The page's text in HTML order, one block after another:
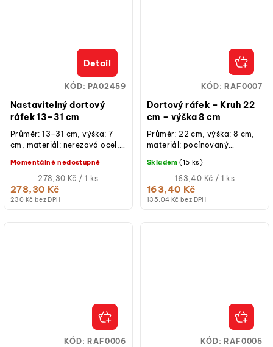
Nastavitelný dortový
ráfek 13–31 cm
230 Kč bez DPH
278,30 Kč
Měrná
cena:
278,30 Kč / 1 ks
Momentálně nedostupné
Detail
Průměr: 13–31 cm, výška: 7
cm, materiál: nerezová ocel,
použití.
KÓD: PA02459
Dortový ráfek – Kruh 22
cm – výška 8 cm
135,04 Kč bez DPH
163,40 Kč
Měrná
cena:
163,40 Kč / 1 ks
Skladem (15 ks)
Průměr: 22 cm, výška: 8 cm,
materiál: pocínovaný
pro krátkodobý styk s...
KÓD: RAF0007
KÓD: RAF0006 KÓD: RAF0005